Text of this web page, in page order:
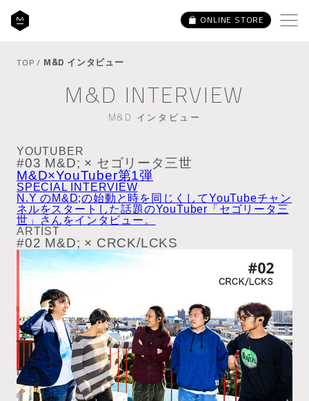
ONLINE STORE
TOP / M&D インタビュー
M&D INTERVIEW
M&D インタビュー
YOUTUBER
#03 M&D; × セゴリータ三世
M&D×YouTuber第1弾
SPECIAL INTERVIEW
N.Y のM&D;の始動と時を同じくしてYouTubeチャン
ネルをスタートした話題のYouTuber「セゴリータ三
世」さんをインタビュー。
ARTIST
#02 M&D; × CRCK/LCKS